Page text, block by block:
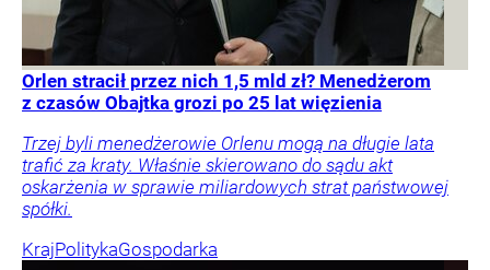
Orlen stracił przez nich 1,5 mld zł? Menedżerom
z czasów Obajtka grozi po 25 lat więzienia
Trzej byli menedżerowie Orlenu mogą na długie lata
trafić za kraty. Właśnie skierowano do sądu akt
oskarżenia w sprawie miliardowych strat państwowej
spółki.
KrajPolitykaGospodarka